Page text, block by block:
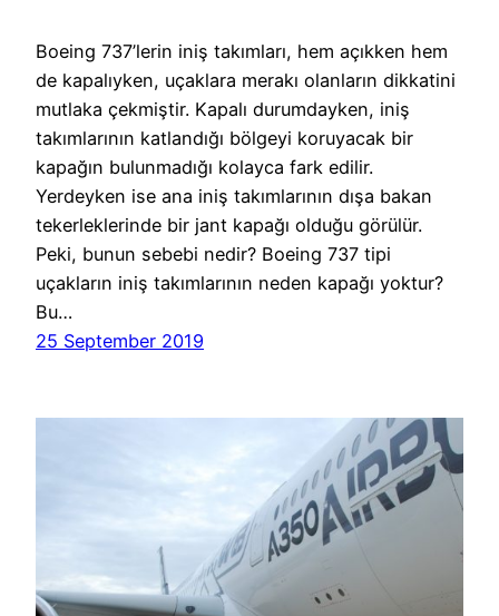
Boeing 737’lerin iniş takımları, hem açıkken hem
de kapalıyken, uçaklara merakı olanların dikkatini
mutlaka çekmiştir. Kapalı durumdayken, iniş
takımlarının katlandığı bölgeyi koruyacak bir
kapağın bulunmadığı kolayca fark edilir.
Yerdeyken ise ana iniş takımlarının dışa bakan
tekerleklerinde bir jant kapağı olduğu görülür.
Peki, bunun sebebi nedir? Boeing 737 tipi
uçakların iniş takımlarının neden kapağı yoktur?
Bu…
25 September 2019